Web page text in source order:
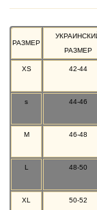
РАЗМЕР
РАЗМЕР
XS 42-44
s 44-46
M 46-48
L 48-50
XL 50-52